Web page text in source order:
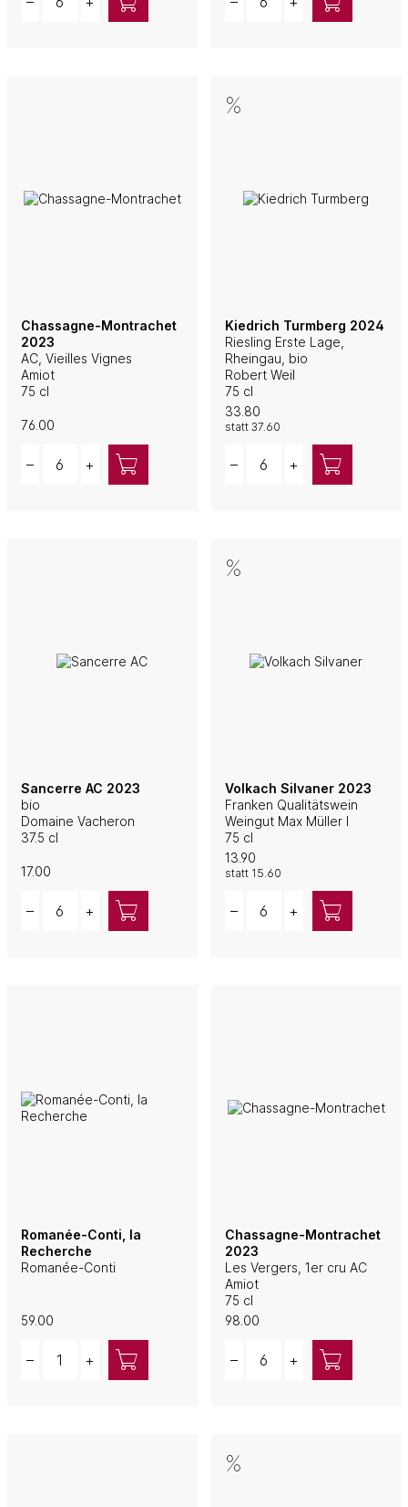
Chassagne-Montrachet
2023
AC, Vieilles Vignes
Amiot
75 cl
76.00
– +
Kiedrich Turmberg 2024
Riesling Erste Lage,
Rheingau, bio
Robert Weil
75 cl
33.80
statt 37.60
– +
Sancerre AC 2023
bio
Domaine Vacheron
37.5 cl
17.00
– +
Volkach Silvaner 2023
Franken Qualitätswein
Weingut Max Müller I
75 cl
13.90
statt 15.60
– +
Romanée-Conti, la
Recherche
Romanée-Conti
59.00
– +
Chassagne-Montrachet
2023
Les Vergers, 1er cru AC
Amiot
75 cl
98.00
– +